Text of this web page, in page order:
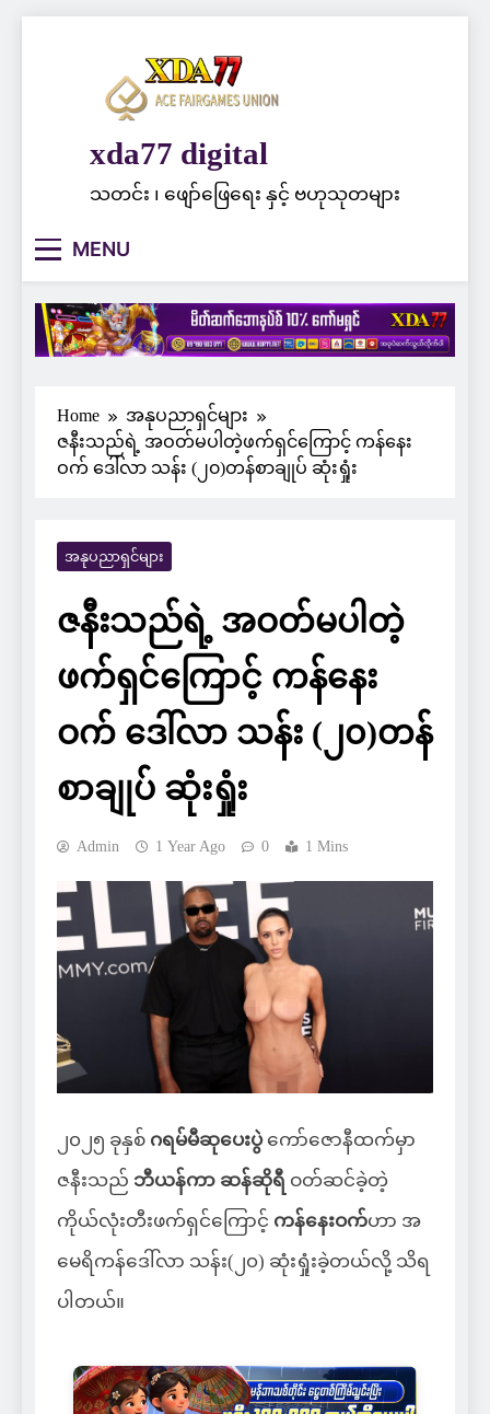
xda77 digital
သတင်း ၊ ဖျော်ဖြေရေး နှင့် ဗဟုသုတများ
MENU
Home
အနုပညာရှင်များ
ဇနီးသည်ရဲ့ အဝတ်မပါတဲ့ဖက်ရှင်ကြောင့် ကန်နေး
ဝက် ဒေါ်လာ သန်း (၂၀)တန်စာချုပ် ဆုံးရှုံး
အနုပညာရှင်များ
ဇနီးသည်ရဲ့ အဝတ်မပါတဲ့
ဖက်ရှင်ကြောင့် ကန်နေး
ဝက် ဒေါ်လာ သန်း (၂၀)တန်
စာချုပ် ဆုံးရှုံး
Admin 1 Year Ago 0 1 Mins
၂၀၂၅ ခုနှစ် ဂရမ်မီဆုပေးပွဲ ကော်ဇောနီထက်မှာ
ဇနီးသည် ဘီယန်ကာ ဆန်ဆိုရီ ဝတ်ဆင်ခဲ့တဲ့
ကိုယ်လုံးတီးဖက်ရှင်ကြောင့် ကန်နေးဝက်ဟာ အ
မေရိကန်ဒေါ်လာ သန်း(၂၀) ဆုံးရှုံးခဲ့တယ်လို့ သိရ
ပါတယ်။